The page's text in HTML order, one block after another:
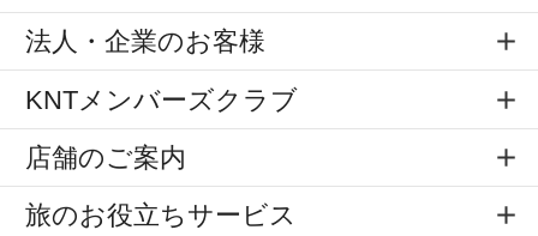
法人・企業のお客様
KNTメンバーズクラブ
店舗のご案内
旅のお役立ちサービス